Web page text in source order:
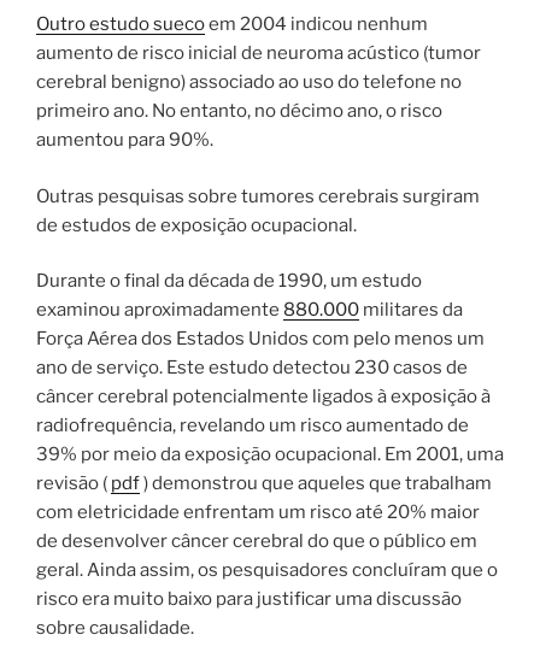
Outro estudo suecoem 2004 indicou nenhum
aumento de risco inicial de neuroma acústico (tumor
cerebral benigno) associado ao uso do telefone no
primeiro ano. No entanto, no décimo ano, o risco
aumentou para 90%.
Outras pesquisas sobre tumores cerebrais surgiram
de estudos de exposição ocupacional.
Durante o final da década de 1990, um estudo
examinou aproximadamente 880.000 militares da
Força Aérea dos Estados Unidos com pelo menos um
ano de serviço. Este estudo detectou 230 casos de
câncer cerebral potencialmente ligados à exposição à
radiofrequência, revelando um risco aumentado de
39% por meio da exposição ocupacional. Em 2001, uma
revisão ( pdf) demonstrou que aqueles que trabalham
com eletricidade enfrentam um risco até 20% maior
de desenvolver câncer cerebral do que o público em
geral. Ainda assim, os pesquisadores concluíram que o
risco era muito baixo para justificar uma discussão
sobre causalidade.